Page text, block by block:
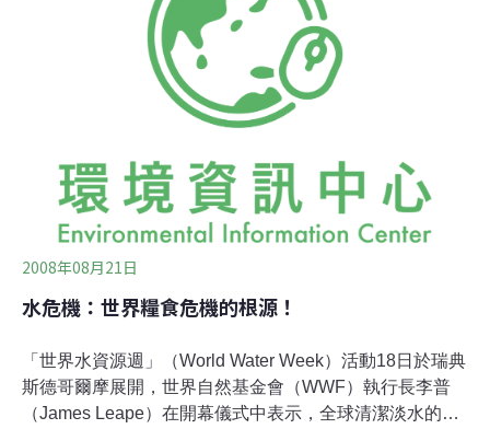
少，霧也幾乎不再出現，大雨來時，一兩天就把全年的雨
量下完。這種旱澇交替，就是政權嬗遞改朝換代，或是文
2008年08月21日
水危機：世界糧食危機的根源！
「世界水資源週」（World Water Week）活動18日於瑞典
斯德哥爾摩展開，世界自然基金會（WWF）執行長李普
（James Leape）在開幕儀式中表示，全球清潔淡水的供